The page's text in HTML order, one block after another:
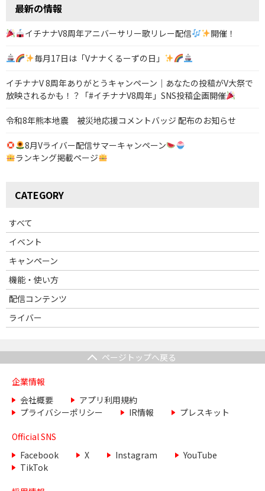
ビ
ゲ
ー
ョ
最新の情報
イチナナV8周年アニバーサリー歌リレー配信 開催！
毎月17日は「Vナナくるーずの日」
イチナナV 8周年ありがとうキャンペーン｜あなたの投稿がV大祭で
放映されるかも！？「#イチナナV8周年」SNS投稿企画開催
令和8年熊本地震 被災地応援コメントバッジ 配布のお知らせ
8月Vライバー配信サマーキャンペーン
ランキング掲載ページ
CATEGORY
すべて
イベント
キャンペーン
機能・使い方
配信コンテンツ
ライバー
ページトップへ戻る
企業情報
会社概要
アプリ利用規約
プライバシーポリシー
IR情報 プレスキット
Official SNS
Facebook
X Instagram
YouTube
TikTok